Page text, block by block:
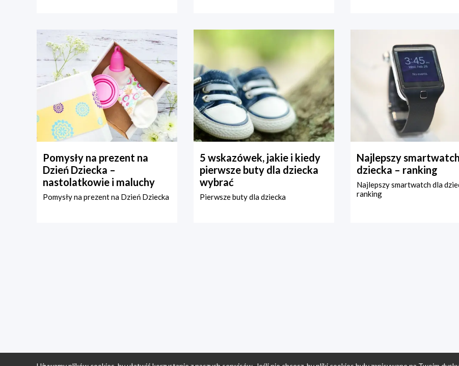
Pomysły na prezent na
Dzień Dziecka –
nastolatkowie i maluchy
Pomysły na prezent na Dzień Dziecka
5 wskazówek, jakie i kiedy
pierwsze buty dla dziecka
wybrać
Pierwsze buty dla dziecka
Najlepszy
dziecka – ranking
Najlepszy smartwatch dla
ranking